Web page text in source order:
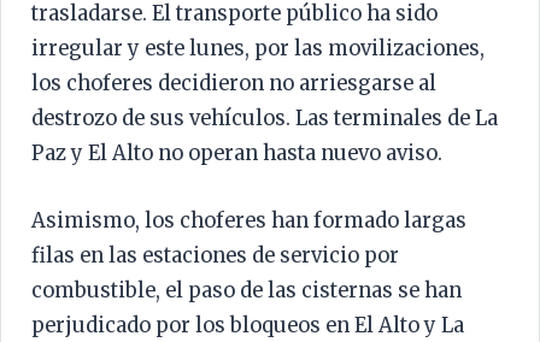
trasladarse. El transporte público ha sido
irregular y este lunes, por las movilizaciones,
los choferes decidieron no arriesgarse al
destrozo de sus vehículos. Las terminales de La
Paz y El Alto no operan hasta nuevo aviso.
Asimismo, los choferes han formado largas
filas en las estaciones de servicio por
combustible, el paso de las cisternas se han
perjudicado por los bloqueos en El Alto y La